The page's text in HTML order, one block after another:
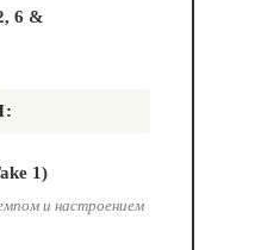
6 &
1)
и настроением